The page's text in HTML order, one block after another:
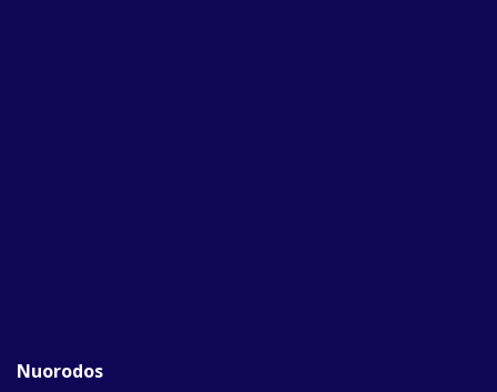
Nuorodos